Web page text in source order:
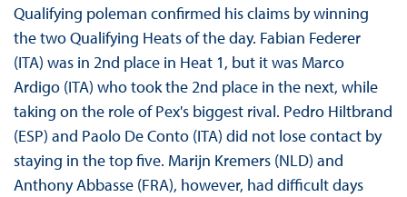
Qualifying poleman confirmed his claims by winning
the two Qualifying Heats of the day. Fabian Federer
(ITA) was in 2nd place in Heat 1, but it was Marco
Ardigo (ITA) who took the 2nd place in the next, while
taking on the role of Pex's biggest rival. Pedro Hiltbrand
(ESP) and Paolo De Conto (ITA) did not lose contact by
staying in the top five. Marijn Kremers (NLD) and
Anthony Abbasse (FRA), however, had difficult days